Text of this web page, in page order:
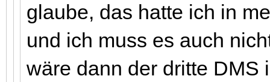
glaube, das hatte ich in
und ich muss es auch
wäre dann der dritte DMS